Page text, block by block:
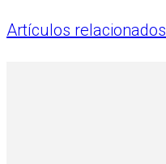
Artículos relacionados